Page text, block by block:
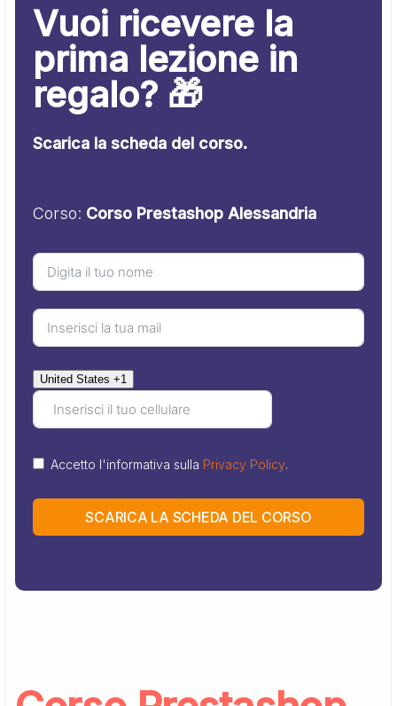
Vuoi ricevere la
prima lezione in
regalo? 🎁
Scarica la scheda del corso.
Corso: Corso Prestashop Alessandria
United States +1
Accetto l'informativa sulla Privacy Policy.
SCARICA LA SCHEDA DEL CORSO